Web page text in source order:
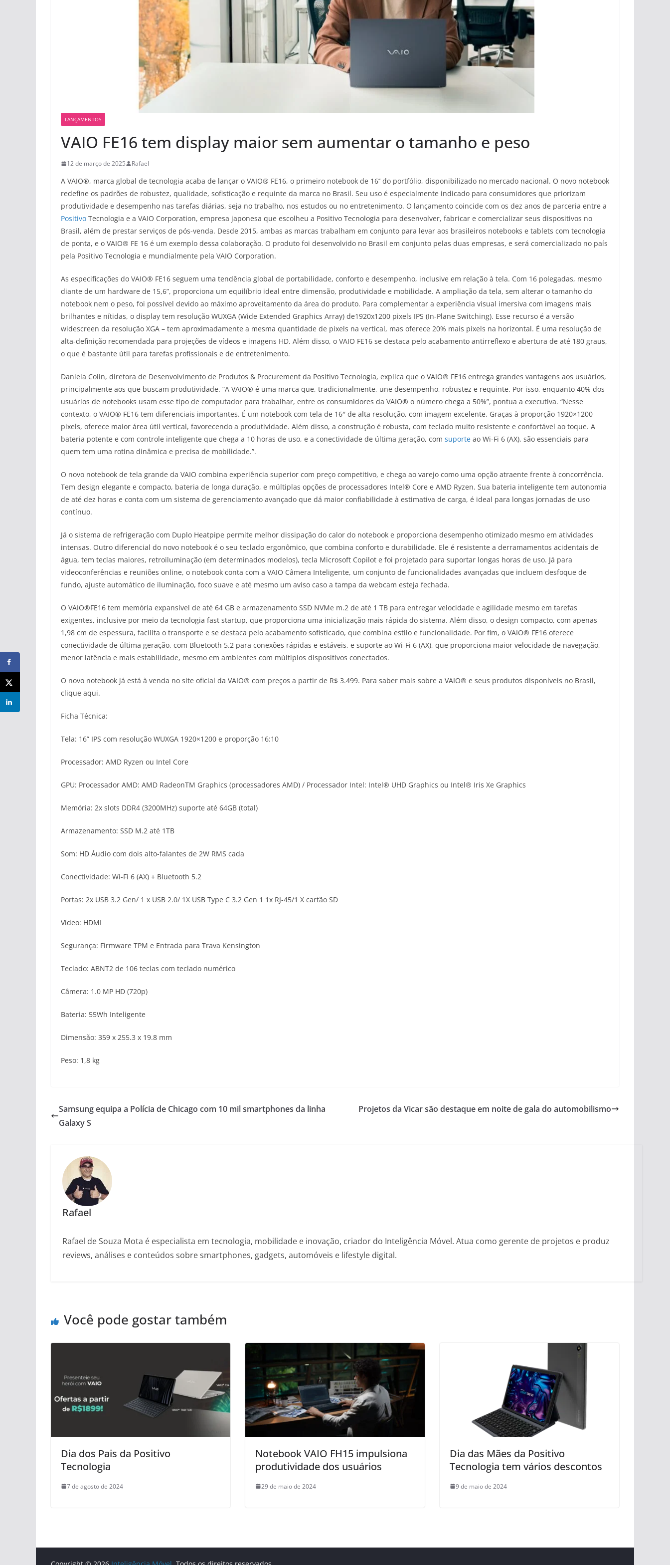
LANÇAMENTOS
VAIO FE16 tem display maior sem aumentar o tamanho e peso
12 de março de 2025 Rafael
A VAIO®, marca global de tecnologia acaba de lançar o VAIO® FE16, o primeiro notebook de 16’’ do portfólio, disponibilizado no mercado nacional. O novo notebook
redefine os padrões de robustez, qualidade, sofisticação e requinte da marca no Brasil. Seu uso é especialmente indicado para consumidores que priorizam
produtividade e desempenho nas tarefas diárias, seja no trabalho, nos estudos ou no entretenimento. O lançamento coincide com os dez anos de parceria entre a
Positivo Tecnologia e a VAIO Corporation, empresa japonesa que escolheu a Positivo Tecnologia para desenvolver, fabricar e comercializar seus dispositivos no
Brasil, além de prestar serviços de pós-venda. Desde 2015, ambas as marcas trabalham em conjunto para levar aos brasileiros notebooks e tablets com tecnologia
de ponta, e o VAIO® FE 16 é um exemplo dessa colaboração. O produto foi desenvolvido no Brasil em conjunto pelas duas empresas, e será comercializado no país
pela Positivo Tecnologia e mundialmente pela VAIO Corporation.
As especificações do VAIO® FE16 seguem uma tendência global de portabilidade, conforto e desempenho, inclusive em relação à tela. Com 16 polegadas, mesmo
diante de um hardware de 15,6”, proporciona um equilíbrio ideal entre dimensão, produtividade e mobilidade. A ampliação da tela, sem alterar o tamanho do
notebook nem o peso, foi possível devido ao máximo aproveitamento da área do produto. Para complementar a experiência visual imersiva com imagens mais
brilhantes e nítidas, o display tem resolução WUXGA (Wide Extended Graphics Array) de1920x1200 pixels IPS (In-Plane Switching). Esse recurso é a versão
widescreen da resolução XGA – tem aproximadamente a mesma quantidade de pixels na vertical, mas oferece 20% mais pixels na horizontal. É uma resolução de
alta-definição recomendada para projeções de vídeos e imagens HD. Além disso, o VAIO FE16 se destaca pelo acabamento antirreflexo e abertura de até 180 graus,
o que é bastante útil para tarefas profissionais e de entretenimento.
Daniela Colin, diretora de Desenvolvimento de Produtos & Procurement da Positivo Tecnologia, explica que o VAIO® FE16 entrega grandes vantagens aos usuários,
principalmente aos que buscam produtividade. “A VAIO® é uma marca que, tradicionalmente, une desempenho, robustez e requinte. Por isso, enquanto 40% dos
usuários de notebooks usam esse tipo de computador para trabalhar, entre os consumidores da VAIO® o número chega a 50%”, pontua a executiva. “Nesse
contexto, o VAIO® FE16 tem diferenciais importantes. É um notebook com tela de 16″ de alta resolução, com imagem excelente. Graças à proporção 1920×1200
pixels, oferece maior área útil vertical, favorecendo a produtividade. Além disso, a construção é robusta, com teclado muito resistente e confortável ao toque. A
bateria potente e com controle inteligente que chega a 10 horas de uso, e a conectividade de última geração, com suporte ao Wi-Fi 6 (AX), são essenciais para
quem tem uma rotina dinâmica e precisa de mobilidade.”.
O novo notebook de tela grande da VAIO combina experiência superior com preço competitivo, e chega ao varejo como uma opção atraente frente à concorrência.
Tem design elegante e compacto, bateria de longa duração, e múltiplas opções de processadores Intel® Core e AMD Ryzen. Sua bateria inteligente tem autonomia
de até dez horas e conta com um sistema de gerenciamento avançado que dá maior confiabilidade à estimativa de carga, é ideal para longas jornadas de uso
contínuo.
Já o sistema de refrigeração com Duplo Heatpipe permite melhor dissipação do calor do notebook e proporciona desempenho otimizado mesmo em atividades
intensas. Outro diferencial do novo notebook é o seu teclado ergonômico, que combina conforto e durabilidade. Ele é resistente a derramamentos acidentais de
água, tem teclas maiores, retroiluminação (em determinados modelos), tecla Microsoft Copilot e foi projetado para suportar longas horas de uso. Já para
videoconferências e reuniões online, o notebook conta com a VAIO Câmera Inteligente, um conjunto de funcionalidades avançadas que incluem desfoque de
fundo, ajuste automático de iluminação, foco suave e até mesmo um aviso caso a tampa da webcam esteja fechada.
O VAIO®FE16 tem memória expansível de até 64 GB e armazenamento SSD NVMe m.2 de até 1 TB para entregar velocidade e agilidade mesmo em tarefas
exigentes, inclusive por meio da tecnologia fast startup, que proporciona uma inicialização mais rápida do sistema. Além disso, o design compacto, com apenas
1,98 cm de espessura, facilita o transporte e se destaca pelo acabamento sofisticado, que combina estilo e funcionalidade. Por fim, o VAIO® FE16 oferece
conectividade de última geração, com Bluetooth 5.2 para conexões rápidas e estáveis, e suporte ao Wi-Fi 6 (AX), que proporciona maior velocidade de navegação,
menor latência e mais estabilidade, mesmo em ambientes com múltiplos dispositivos conectados.
O novo notebook já está à venda no site oficial da VAIO® com preços a partir de R$ 3.499. Para saber mais sobre a VAIO® e seus produtos disponíveis no Brasil,
clique aqui.
Ficha Técnica:
Tela: 16” IPS com resolução WUXGA 1920×1200 e proporção 16:10
Processador: AMD Ryzen ou Intel Core
GPU: Processador AMD: AMD RadeonTM Graphics (processadores AMD) / Processador Intel: Intel® UHD Graphics ou Intel® Iris Xe Graphics
Memória: 2x slots DDR4 (3200MHz) suporte até 64GB (total)
Armazenamento: SSD M.2 até 1TB
Som: HD Áudio com dois alto-falantes de 2W RMS cada
Conectividade: Wi-Fi 6 (AX) + Bluetooth 5.2
Portas: 2x USB 3.2 Gen/ 1 x USB 2.0/ 1X USB Type C 3.2 Gen 1 1x RJ-45/1 X cartão SD
Vídeo: HDMI
Segurança: Firmware TPM e Entrada para Trava Kensington
Teclado: ABNT2 de 106 teclas com teclado numérico
Câmera: 1.0 MP HD (720p)
Bateria: 55Wh Inteligente
Dimensão: 359 x 255.3 x 19.8 mm
Peso: 1,8 kg
Samsung equipa a Polícia de Chicago com 10 mil smartphones da linha
Galaxy S
Projetos da Vicar são destaque em noite de gala do automobilismo
Rafael
Rafael de Souza Mota é especialista em tecnologia, mobilidade e inovação, criador do Inteligência Móvel. Atua como gerente de projetos e produz
reviews, análises e conteúdos sobre smartphones, gadgets, automóveis e lifestyle digital.
Você pode gostar também
Dia dos Pais da Positivo
Tecnologia
7 de agosto de 2024
Notebook VAIO FH15 impulsiona
produtividade dos usuários
29 de maio de 2024
Dia das Mães da Positivo
Tecnologia tem vários descontos
9 de maio de 2024